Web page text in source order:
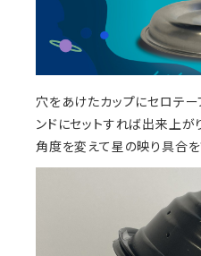
穴をあけたカップにセロテー
ンドにセットすれば出来上がり
角度を変えて星の映り具合を